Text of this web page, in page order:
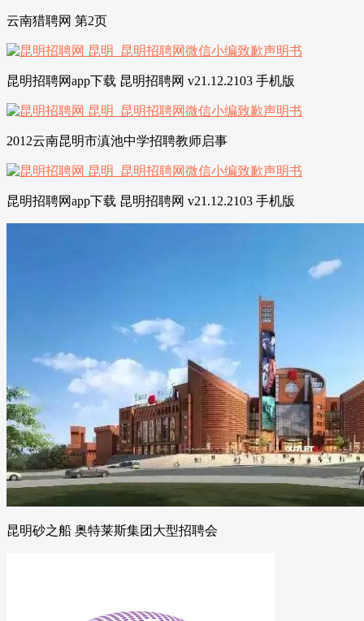
云南猎聘网 第2页
昆明招聘网app下载 昆明招聘网 v21.12.2103 手机版
2012云南昆明市滇池中学招聘教师启事
昆明招聘网app下载 昆明招聘网 v21.12.2103 手机版
昆明砂之船 奥特莱斯集团大型招聘会